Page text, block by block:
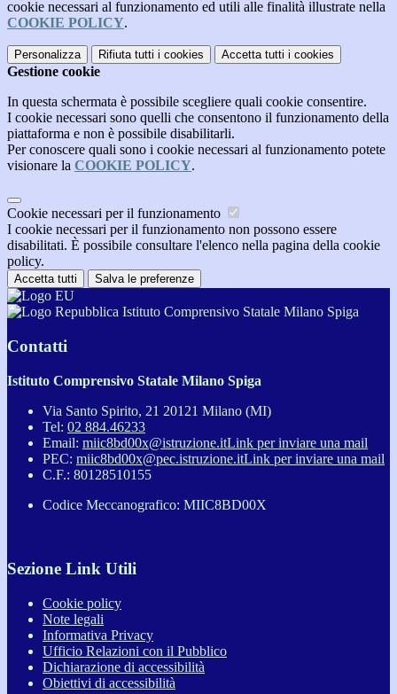
cookie necessari al funzionamento ed utili alle finalità illustrate nella
COOKIE POLICY.
Personalizza Rifiuta tutti i cookies Accetta tutti i cookies
Gestione cookie
In questa schermata è possibile scegliere quali cookie consentire.
I cookie necessari sono quelli che consentono il funzionamento della
piattaforma e non è possibile disabilitarli.
Per conoscere quali sono i cookie necessari al funzionamento potete
visionare la COOKIE POLICY.
Cookie necessari per il funzionamento
I cookie necessari per il funzionamento non possono essere
disabilitati. È possibile consultare l'elenco nella pagina della cookie
policy.
Accetta tutti Salva le preferenze
Istituto Comprensivo Statale Milano Spiga
Contatti
Istituto Comprensivo Statale Milano Spiga
Via Santo Spirito, 21 20121 Milano (MI)
Tel: 02 884.46233
Email: miic8bd00x@istruzione.itLink per inviare una mail
PEC: miic8bd00x@pec.istruzione.itLink per inviare una mail
C.F.: 80128510155
Codice Meccanografico: MIIC8BD00X
Sezione Link Utili
Cookie policy
Note legali
Informativa Privacy
Ufficio Relazioni con il Pubblico
Dichiarazione di accessibilità
Obiettivi di accessibilità